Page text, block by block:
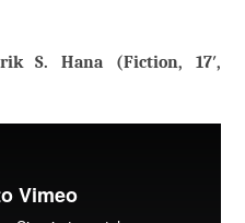
S. Hana (Fiction, 17′,